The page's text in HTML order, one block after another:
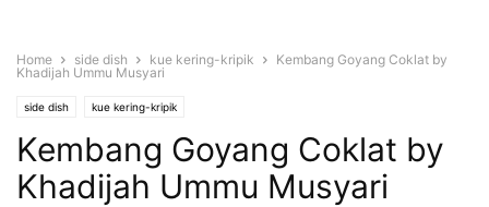
Home side dish kue kering-kripik
Kembang Goyang Coklat by
Khadijah Ummu Musyari
side dish kue kering-kripik
Kembang Goyang Coklat by
Khadijah Ummu Musyari